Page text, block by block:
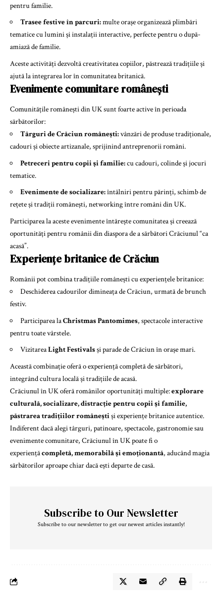
pentru familie.
Trasee festive în parcuri:multe orașe organizează plimbări
tematice cu lumini și instalații interactive, perfecte pentru o după-
amiază de familie.
Aceste activități dezvoltă creativitatea copiilor, păstrează tradițiile și
ajută la integrarea lor în comunitatea britanică.
Evenimente comunitare românești
Comunitățile românești din UK sunt foarte active în perioada
sărbătorilor:
Târguri de Crăciun românești:vânzări de produse tradiționale,
cadouri și obiecte artizanale, sprijinind antreprenorii români.
Petreceri pentru copii și familie:cu cadouri, colinde și jocuri
tematice.
Evenimente de socializare:întâlniri pentru părinți, schimb de
rețete și tradiții românești, networking între români din UK.
Participarea la aceste evenimente întărește comunitatea și creează
oportunități pentru românii din diaspora de a sărbători Crăciunul “ca
acasă”.
Experiențe britanice de Crăciun
Românii pot combina tradițiile românești cu experiențele britanice:
Deschiderea cadourilor dimineața de Crăciun, urmată de brunch
festiv.
Participarea laChristmas Pantomimes, spectacole interactive
pentru toate vârstele.
VizitareaLight Festivalsși parade de Crăciun în orașe mari.
Această combinație oferă o experiență completă de sărbători,
integrând cultura locală și tradițiile de acasă.
Crăciunul în UK oferă românilor oportunități multiple:explorare
culturală, socializare, distracție pentru copii și familie,
păstrarea tradițiilor româneștiși experiențe britanice autentice.
Indiferent dacă alegi târguri, patinoare, spectacole, gastronomie sau
evenimente comunitare, Crăciunul în UK poate fi o
experiențăcompletă, memorabilă și emoționantă, aducând magia
sărbătorilor aproape chiar dacă ești departe de casă.
Subscribe to Our Newsletter
Subscribe to our newsletter to get our newest articles instantly!